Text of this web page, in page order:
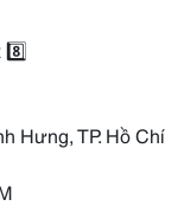
8️⃣
Hưng, TP. Hồ Chí